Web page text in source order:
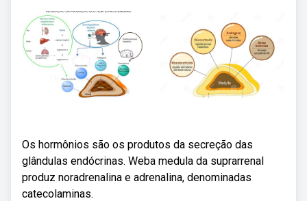
Os hormônios são os produtos da secreção das
glândulas endócrinas. Weba medula da suprarrenal
produz noradrenalina e adrenalina, denominadas
catecolaminas.